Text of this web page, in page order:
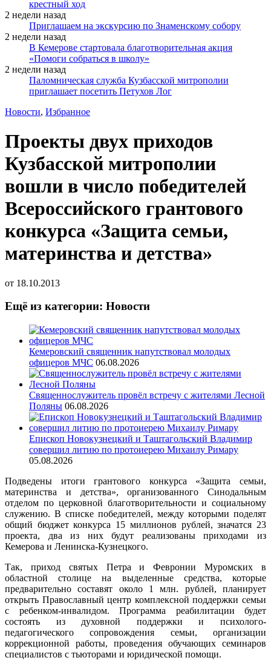
крестный ход
2 недели назад
Приглашаем на экскурсию по Знаменскому собору
2 недели назад
В Кемерове стартовала благотворительная акция
«Помоги собраться в школу»
2 недели назад
Паломническая служба Кузбасской митрополии
приглашает посетить Петухов Лог
Новости, Избранное
Проекты двух приходов
Кузбасской митрополии
вошли в число победителей
Всероссийского грантового
конкурса «Защита семьи,
материнства и детства»
от 18.10.2013
Ещё из категории: Новости
Кемеровский священник напутствовал молодых
офицеров МЧС 06.08.2026
Священнослужитель провёл встречу с жителями Лесной
Поляны 06.08.2026
Епископ Новокузнецкий и Таштагольский Владимир
совершил литию по протоиерею Михаилу Римару
05.08.2026
Подведены итоги грантового конкурса «Защита семьи,
материнства и детства», организованного Синодальным
отделом по церковной благотворительности и социальному
служению. В списке победителей, между которыми поделят
общий бюджет конкурса 15 миллионов рублей, значатся 23
проекта, два из них будут реализованы приходами из
Кемерова и Ленинска-Кузнецкого.
Так, приход святых Петра и Февронии Муромских в
областной столице на выделенные средства, которые
предварительно составят около 1 млн. рублей, планирует
открыть Православный центр комплексной поддержки семьи
с ребенком-инвалидом. Программа реабилитации будет
состоять из духовной поддержки и психолого-
педагогического сопровождения семьи, организации
коррекционной работы, проведения обучающих семинаров
специалистов с тьюторами и юридической помощи.